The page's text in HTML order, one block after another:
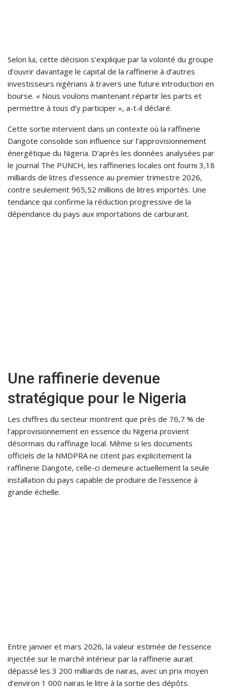
Selon lui, cette décision s’explique par la volonté du groupe
d’ouvrir davantage le capital de la raffinerie à d’autres
investisseurs nigérians à travers une future introduction en
bourse. « Nous voulons maintenant répartir les parts et
permettre à tous d’y participer », a-t-il déclaré.
Cette sortie intervient dans un contexte où la raffinerie
Dangote consolide son influence sur l’approvisionnement
énergétique du Nigeria. D’après les données analysées par
le journal The PUNCH, les raffineries locales ont fourni 3,18
milliards de litres d’essence au premier trimestre 2026,
contre seulement 965,52 millions de litres importés. Une
tendance qui confirme la réduction progressive de la
dépendance du pays aux importations de carburant.
Une raffinerie devenue
stratégique pour le Nigeria
Les chiffres du secteur montrent que près de 76,7 % de
l’approvisionnement en essence du Nigeria provient
désormais du raffinage local. Même si les documents
officiels de la NMDPRA ne citent pas explicitement la
raffinerie Dangote, celle-ci demeure actuellement la seule
installation du pays capable de produire de l’essence à
grande échelle.
Entre janvier et mars 2026, la valeur estimée de l’essence
injectée sur le marché intérieur par la raffinerie aurait
dépassé les 3 200 milliards de nairas, avec un prix moyen
d’environ 1 000 nairas le litre à la sortie des dépôts.